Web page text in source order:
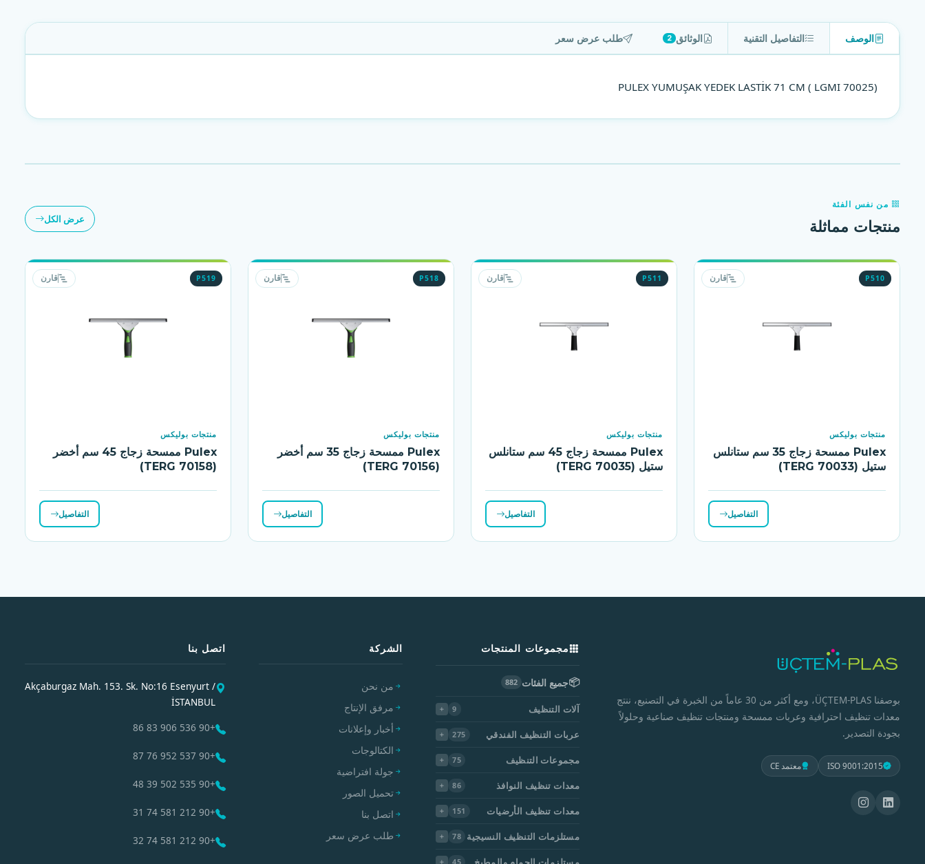
الوصف التفاصيل التقنية الوثائق 2 طلب عرض سعر
PULEX YUMUŞAK YEDEK LASTİK 71 CM ( LGMI 70025)
من نفس الفئة
منتجات مماثلة عرض الكل
P510 قارن
منتجات بوليكس
Pulex ممسحة زجاج 35 سم ستانلس
ستيل (TERG 70033)
التفاصيل
P511 قارن
منتجات بوليكس
Pulex ممسحة زجاج 45 سم ستانلس
ستيل (TERG 70035)
التفاصيل
P518 قارن
منتجات بوليكس
Pulex ممسحة زجاج 35 سم أخضر
(TERG 70156)
التفاصيل
P519 قارن
منتجات بوليكس
Pulex ممسحة زجاج 45 سم أخضر
(TERG 70158)
التفاصيل
بوصفنا ÜÇTEM-PLAS، ومع أكثر من 30 عاماً من الخبرة في التصنيع، ننتج
معدات تنظيف احترافية وعربات ممسحة ومنتجات تنظيف صناعية وحلولاً
بجودة التصدير.
ISO 9001:2015 معتمد CE
مجموعات المنتجات
📦جميع الفئات 882
آلات التنظيف 9
عربات التنظيف الفندقي 275
مجموعات التنظيف 75
معدات تنظيف النوافذ 86
معدات تنظيف الأرضيات 151
مستلزمات التنظيف النسيجية 78
45
الشركة
من نحن
مرفق الإنتاج
أخبار وإعلانات
الكتالوجات
جولة افتراضية
تحميل الصور
اتصل بنا
طلب عرض سعر
اتصل بنا
Akçaburgaz Mah. 153. Sk. No:16 Esenyurt /
İSTANBUL
+90 536 906 83 86
+90 537 952 76 87
+90 535 502 39 48
+90 212 581 74 31
+90 212 581 74 32